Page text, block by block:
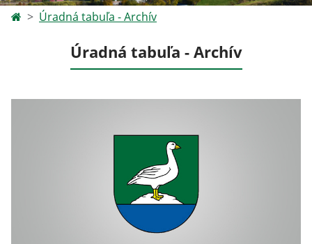
Úradná tabuľa - Archív
Úradná tabuľa - Archív